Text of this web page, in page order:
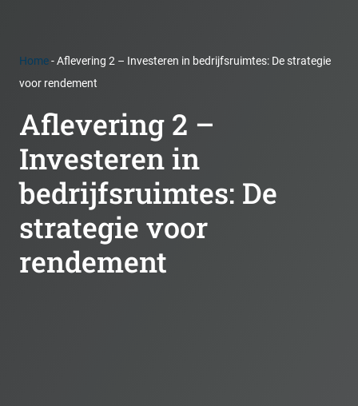
Home-Aflevering 2 – Investeren in bedrijfsruimtes: De strategie
voor rendement
Aflevering 2 –
Investeren in
bedrijfsruimtes: De
strategie voor
rendement